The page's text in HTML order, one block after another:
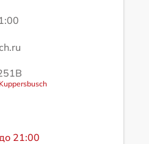
21:00